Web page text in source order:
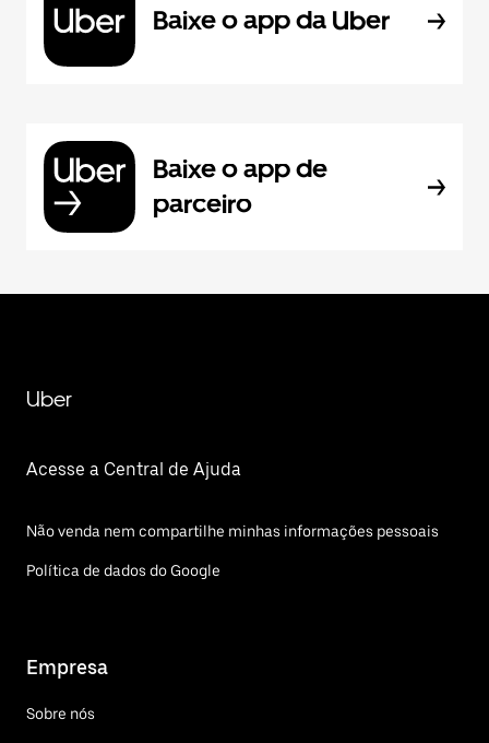
Baixe o app da Uber
Baixe o app de
parceiro
Uber
Acesse a Central de Ajuda
Não venda nem compartilhe minhas informações pessoais
Política de dados do Google
Empresa
Sobre nós